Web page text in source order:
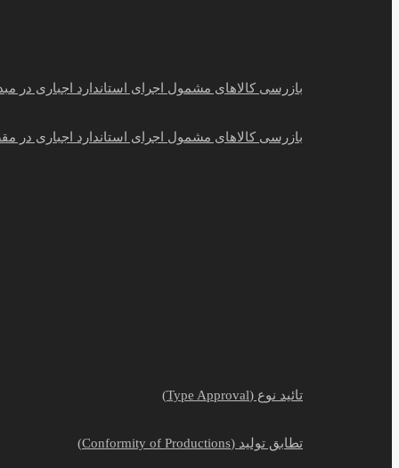
بازرسی کالاهای مشمول اجرای استاندارد اجباری در
بازرسی کالاهای مشمول اجرای استاندارد اجباری در
تائید نوع (Type Approval)
تطابق تولید (Conformity of Productions)